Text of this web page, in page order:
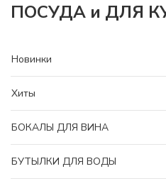
ПОСУДА и ДЛЯ
Новинки
Хиты
БОКАЛЫ ДЛЯ ВИНА
БУТЫЛКИ ДЛЯ ВОДЫ